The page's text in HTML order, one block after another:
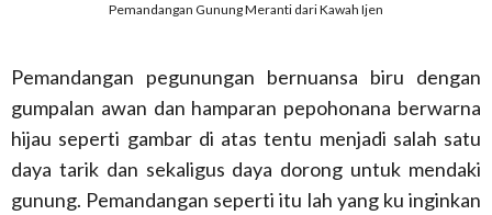
Pemandangan Gunung Meranti dari Kawah Ijen
Pemandangan pegunungan bernuansa biru dengan
gumpalan awan dan hamparan pepohonana berwarna
hijau seperti gambar di atas tentu menjadi salah satu
daya tarik dan sekaligus daya dorong untuk mendaki
gunung. Pemandangan seperti itu lah yang ku inginkan